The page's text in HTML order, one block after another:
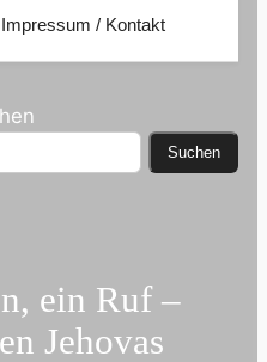
Impressum / Kontakt
Suchen
ein Ruf –
Jehovas